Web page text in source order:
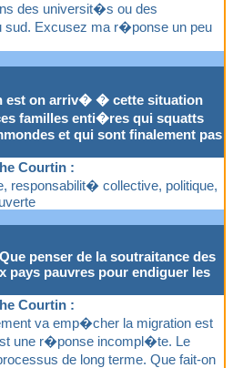
des universit�s ou des
sud. Excusez ma r�ponse un peu
est on arriv� � cette situation
familles enti�res qui squatts
et qui sont finalement pas
Courtin :
collective, politique,
penser de la soutraitance des
pays pauvres pour endiguer les
Courtin :
va emp�cher la migration est
une r�ponse incompl�te. Le
de long terme. Que fait-on